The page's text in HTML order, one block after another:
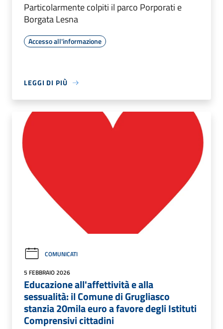
Particolarmente colpiti il parco Porporati e
Borgata Lesna
Accesso all'informazione
LEGGI DI PIÙ
COMUNICATI
5 FEBBRAIO 2026
Educazione all'affettività e alla
sessualità: il Comune di Grugliasco
stanzia 20mila euro a favore degli Istituti
Comprensivi cittadini